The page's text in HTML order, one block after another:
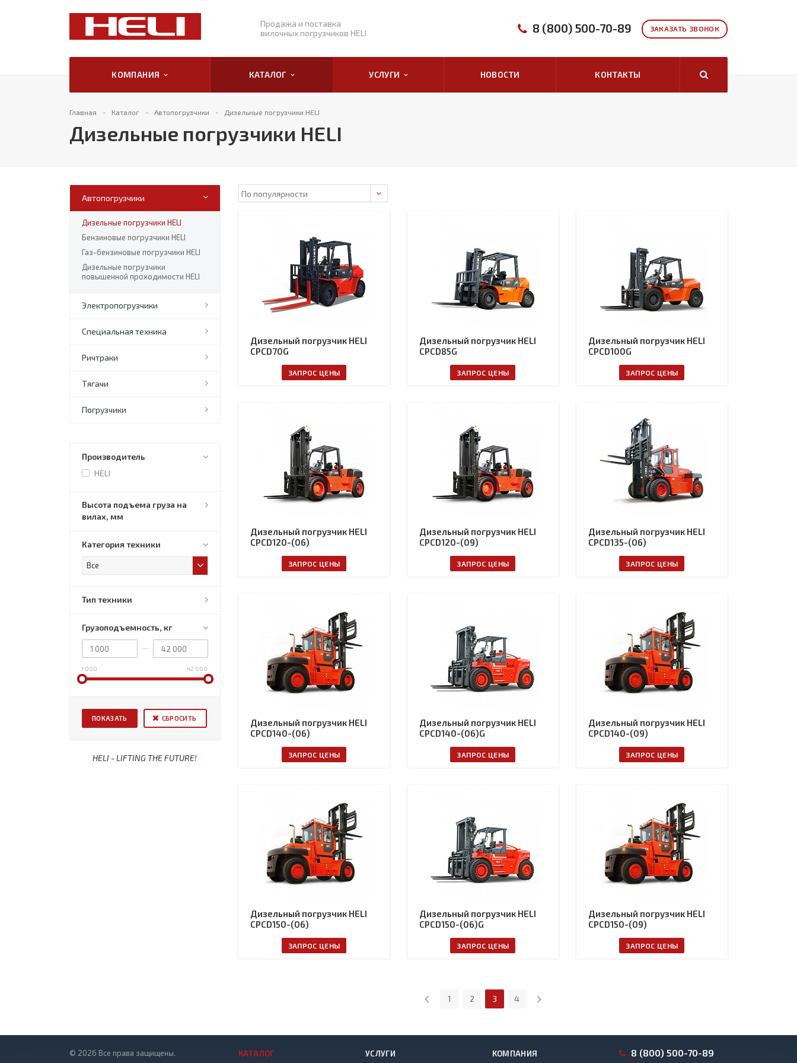
Продажа и поставка
вилочных погрузчиков HELI
ЗАКАЗАТЬ ЗВОНОК
8 (800) 500-70-89
КОМПАНИЯ КАТАЛОГ УСЛУГИ НОВОСТИ КОНТАКТЫ
Главная Каталог Автопогрузчики Дизельные погрузчики HELI
Дизельные погрузчики HELI
Автопогрузчики
Дизельные погрузчики HELI
Бензиновые погрузчики HELI
Газ-бензиновые погрузчики HELI
Дизельные погрузчики
повышенной проходимости HELI
Электропогрузчики
Специальная техника
Ричтраки
Тягачи
Погрузчики
Производитель
HELI
Высота подъема груза на
вилах, мм
Категория техники
Все
Тип техники
Грузоподъемность, кг
1 000 42 000
СБРОСИТЬ
HELI - LIFTING THE FUTURE!
Дизельный погрузчик HELI
CPCD70G
ЗАПРОС ЦЕНЫ
Дизельный погрузчик HELI
CPCD85G
ЗАПРОС ЦЕНЫ
Дизельный погрузчик HELI
CPCD100G
ЗАПРОС ЦЕНЫ
Дизельный погрузчик HELI
CPCD120-(06)
ЗАПРОС ЦЕНЫ
Дизельный погрузчик HELI
CPCD120-(09)
ЗАПРОС ЦЕНЫ
Дизельный погрузчик HELI
CPCD135-(06)
ЗАПРОС ЦЕНЫ
Дизельный погрузчик HELI
CPCD140-(06)
ЗАПРОС ЦЕНЫ
Дизельный погрузчик HELI
CPCD140-(06)G
ЗАПРОС ЦЕНЫ
Дизельный погрузчик HELI
CPCD140-(09)
ЗАПРОС ЦЕНЫ
Дизельный погрузчик HELI
CPCD150-(06)
ЗАПРОС ЦЕНЫ
Дизельный погрузчик HELI
CPCD150-(06)G
ЗАПРОС ЦЕНЫ
Дизельный погрузчик HELI
CPCD150-(09)
ЗАПРОС ЦЕНЫ
1 2 3 4
© 2026 Все права защищены. КАТАЛОГ УСЛУГИ КОМПАНИЯ 8 (800) 500-70-89